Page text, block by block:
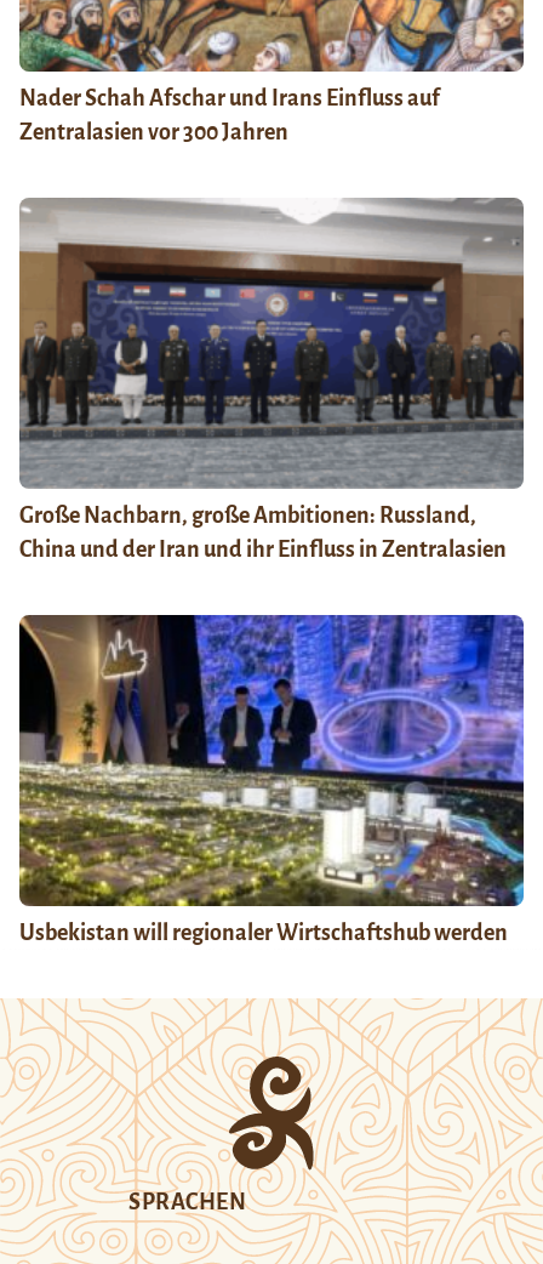
Nader Schah Afschar und Irans Einfluss auf
Zentralasien vor 300 Jahren
Große Nachbarn, große Ambitionen: Russland,
China und der Iran und ihr Einfluss in Zentralasien
Usbekistan will regionaler Wirtschaftshub werden
SPRACHEN